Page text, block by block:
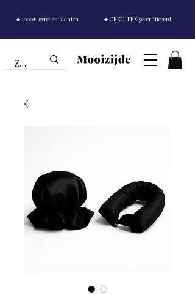
★ 1000+ tevreden klanten ★ OEKO-TEX gecertificeerd